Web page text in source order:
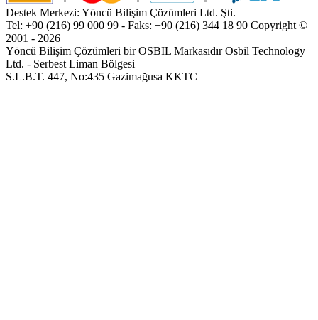
Destek Merkezi: Yöncü Bilişim Çözümleri Ltd. Şti.
Tel: +90 (216) 99 000 99 - Faks: +90 (216) 344 18 90 Copyright ©
2001 - 2026
Yöncü Bilişim Çözümleri bir OSBIL Markasıdır Osbil Technology
Ltd. - Serbest Liman Bölgesi
S.L.B.T. 447, No:435 Gazimağusa KKTC